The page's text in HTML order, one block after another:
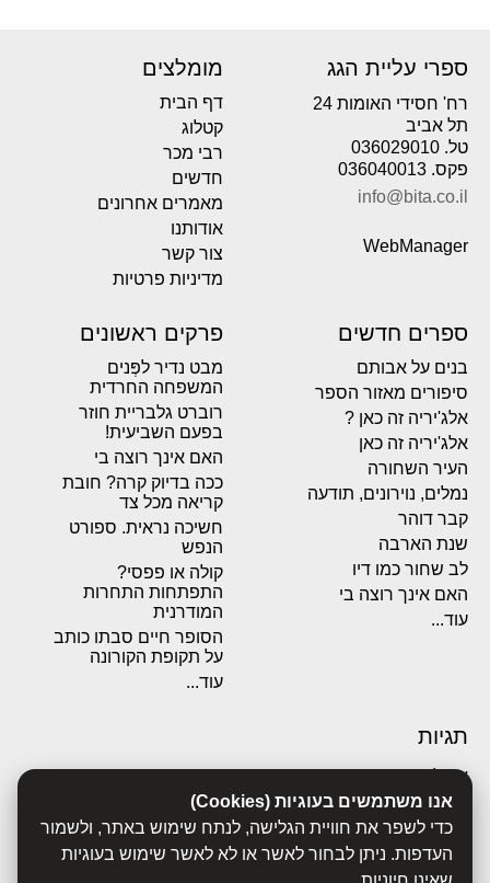
אנו משתמשים בעוגיות (Cookies)
כדי לשפר את חוויית הגלישה, לנתח שימוש באתר, ולשמור
העדפות. ניתן לבחור לאשר או לא לאשר שימוש בעוגיות
ספרי עליית הגג
רח' חסידי האומות 24
תל אביב
טל. 036029010
פקס. 036040013
info@bita.co.il
WebManager
מומלצים
דף הבית
קטלוג
רבי מכר
חדשים
מאמרים אחרונים
אודותנו
צור קשר
מדיניות פרטיות
ספרים חדשים
בנים על אבותם
סיפורים מאזור הספר
אלג'יריה זה כאן ?
אלג'יריה זה כאן
העיר השחורה
נמלים, נוירונים, תודעה
קבר דוהר
שנת הארבה
לב שחור כמו דיו
האם אינך רוצה בי
עוד...
פרקים ראשונים
מבט נדיר לפְּנים
המשפחה החרדית
רוברט גלבריית חוזר
בפעם השביעית!
האם אינך רוצה בי
ככה בדיוק קרה? חובת
קריאה מכל צד
חשיכה נראית. ספורט
הנפש
קולה או פפסי?
התפתחות התחרות
המודרנית
הסופר חיים סבתו כותב
על תקופת הקורונה
עוד...
תגיות
אבולוציה
אכסדרה
אנשים
ביוגרפיות
ביולוגיה